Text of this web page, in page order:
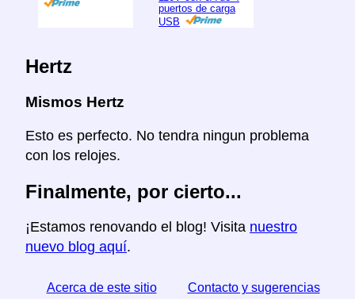
puertos de carga
USB
Hertz
Mismos Hertz
Esto es perfecto. No tendra ningun problema
con los relojes.
Finalmente, por cierto...
¡Estamos renovando el blog! Visita nuestro
nuevo blog aquí.
Acerca de este sitio Contacto y sugerencias